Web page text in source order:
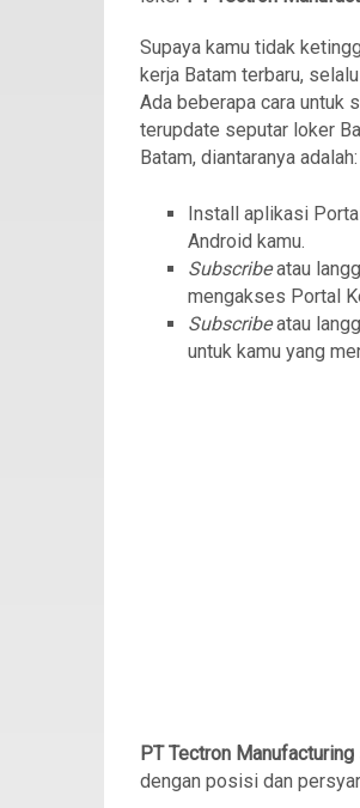
Supaya kamu tidak
kerja Batam terbaru,
Ada beberapa cara untuk
terupdate seputar loker
Batam, diantaranya adalah:
Install aplikasi
Android kamu.
Subscribeatau
mengakses Portal
Subscribeatau
untuk kamu yang
PT Tectron Manufacturing
dengan posisi dan